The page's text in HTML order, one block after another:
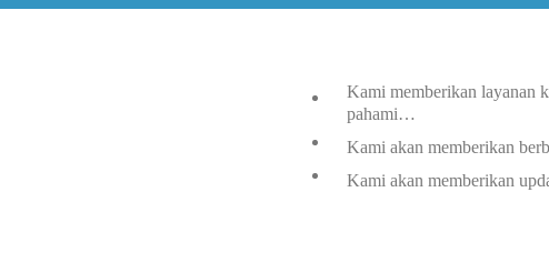
Kami memberikan layanan
pahami…
Kami akan memberikan
Kami akan memberikan